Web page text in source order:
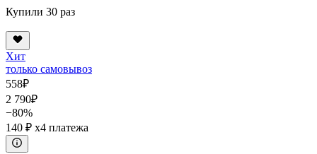
Купили 30 раз
Хит
только самовывоз
558₽
2 790₽
−80%
140 ₽ x4 платежа